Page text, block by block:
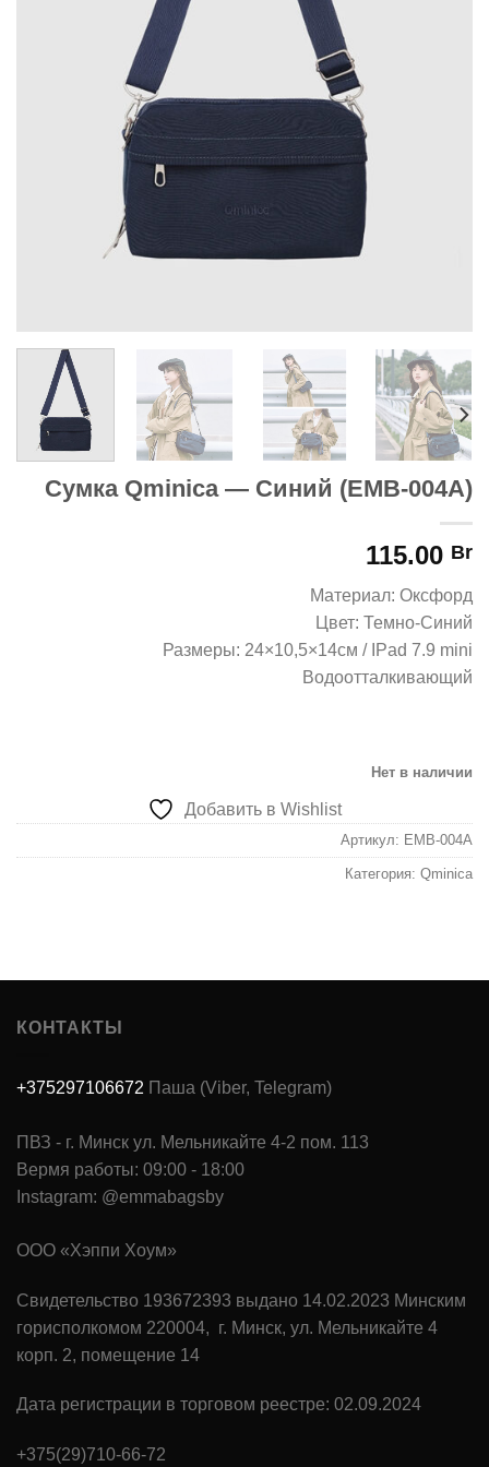
Сумка Qminica — Синий (EMB-004A)
115.00 Br
Материал: Оксфорд
Цвет: Темно-Синий
Размеры: 24×10,5×14см / IPad 7.9 mini
Водоотталкивающий
Нет в наличии
Добавить в Wishlist
Артикул: EMB-004A
Категория: Qminica
КОНТАКТЫ
+375297106672 Паша (Viber, Telegram)
ПВЗ - г. Минск ул. Мельникайте 4-2 пом. 113
Вермя работы: 09:00 - 18:00
Instagram: @emmabagsby
ООО «Хэппи Хоум»
Свидетельство 193672393 выдано 14.02.2023 Минским
горисполкомом 220004, г. Минск, ул. Мельникайте 4
корп. 2, помещение 14
Дата регистрации в торговом реестре: 02.09.2024
+375(29)710-66-72